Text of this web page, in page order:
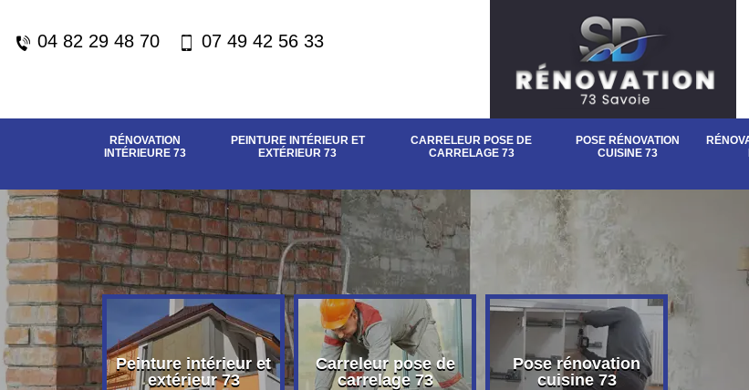
04 82 29 48 70 07 49 42 56 33
RÉNOVATION
INTÉRIEURE 73
PEINTURE INTÉRIEUR ET
EXTÉRIEUR 73
CARRELEUR POSE DE
CARRELAGE 73
POSE RÉNOVATION
CUISINE 73
73
Peinture intérieur et
extérieur 73
Carreleur pose de
carrelage 73
Pose rénovation
cuisine 73